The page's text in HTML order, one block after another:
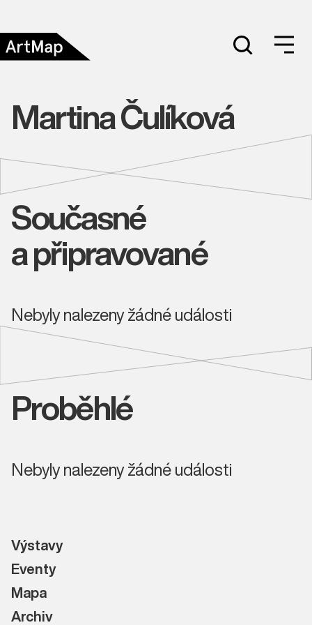
Martina Čulíková
Současné
a připravované
Nebyly nalezeny žádné události
Proběhlé
Nebyly nalezeny žádné události
Výstavy
Eventy
Mapa
Archiv